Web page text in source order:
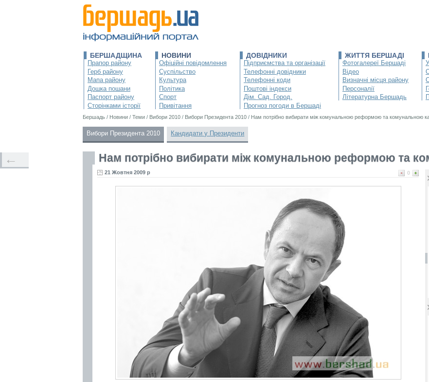
БЕРШАДЩИНА
Прапор району
Герб району
Мапа району
Дошка пошани
Паспорт району
Сторінками історії
НОВИНИ
Офіційні повідомлення
Суспільство
Культура
Політика
Спорт
Привітання
ДОВІДНИКИ
Підприємства та організації
Телефонні довідники
Телефонні коди
Поштові індекси
Дім. Сад. Город.
Прогноз погоди в Бершаді
ЖИТТЯ БЕРШАДІ
Фотогалереї Бершаді
Відео
Визначні місця району
Персоналії
Літературна Бершадь
Бершадь / Новини / Теми / Вибори 2010 / Вибори Президента 2010 / Нам потрібно вибирати між комунальною реформою та комунальною
Вибори Президента 2010 Кандидати у Президенти
Нам потрібно вибирати між комунальною реформою та
0
21 Жовтня 2009 р
←